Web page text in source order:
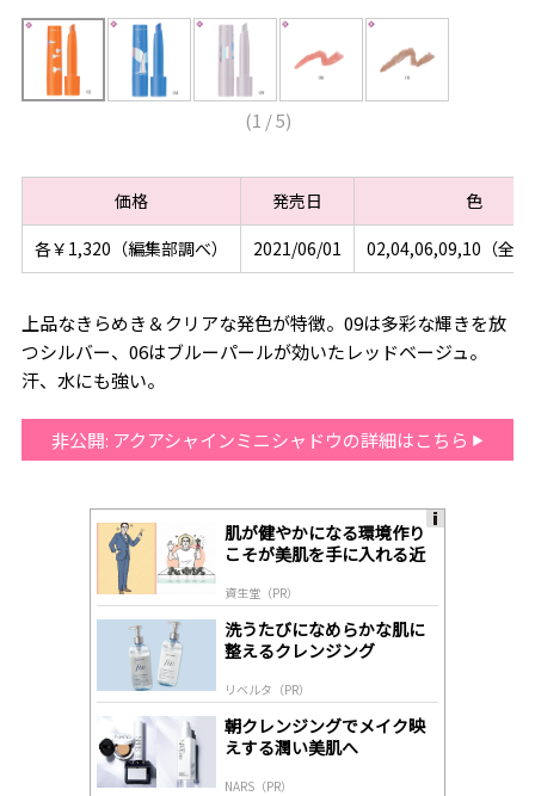
(1 /5)
価格 発売日
色
各￥1,320（編集部調べ）
2021/06/01 02,04,06,09,10（全
上品なきらめき＆クリアな発色が特徴。09は多彩な輝きを放
つシルバー、06はブルーパールが効いたレッドベージュ。
汗、水にも強い。
非公開: アクアシャインミニシャドウの詳細はこちら
肌が健やかになる環境作り
こそが美肌を手に入れる近
資生堂（PR）
洗うたびになめらかな肌に
整えるクレンジング
リベルタ（PR）
朝クレンジングでメイク映
えする潤い美肌へ
NARS（PR）